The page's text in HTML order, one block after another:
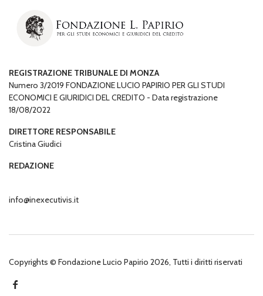
REGISTRAZIONE TRIBUNALE DI MONZA
Numero 3/2019 FONDAZIONE LUCIO PAPIRIO PER GLI STUDI
ECONOMICI E GIURIDICI DEL CREDITO - Data registrazione
18/08/2022
DIRETTORE RESPONSABILE
Cristina Giudici
REDAZIONE
info@inexecutivis.it
Copyrights © Fondazione Lucio Papirio 2026, Tutti i diritti riservati